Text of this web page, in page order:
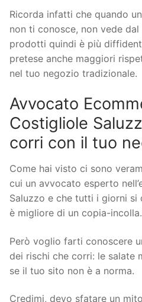
Ricorda infatti che quando
non ti conosce, non vede
prodotti quindi è più
pretese anche maggiori
nel tuo negozio tradizionale.
Avvocato
Costigliole
corri con il tuo
Come hai visto ci sono
cui un avvocato esperto
Saluzzo e che tutti i giorni si
è migliore di un copia-incolla.
Però voglio farti conoscere
dei rischi che corri: le salate
se il tuo sito non è a norma.
Credimi, devo sfatare un